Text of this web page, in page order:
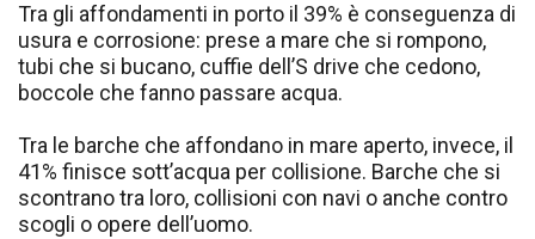
Tra gli affondamenti in porto il 39% è conseguenza di
usura e corrosione: prese a mare che si rompono,
tubi che si bucano, cuffie dell’S drive che cedono,
boccole che fanno passare acqua.
Tra le barche che affondano in mare aperto, invece, il
41% finisce sott’acqua per collisione. Barche che si
scontrano tra loro, collisioni con navi o anche contro
scogli o opere dell’uomo.